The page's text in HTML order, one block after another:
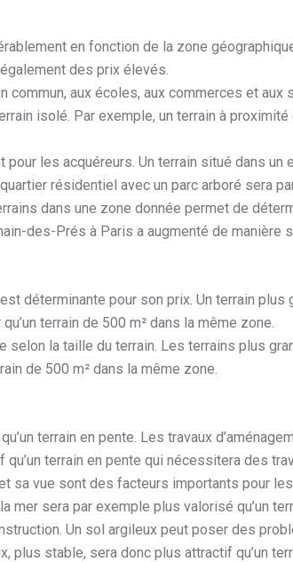
en fonction de la zone
des prix élevés.
commun, aux écoles, aux commerces et
isolé. Par exemple, un terrain à
les acquéreurs. Un terrain situé dans
résidentiel avec un parc arboré sera
dans une zone donnée permet de
des-Prés à Paris a augmenté de
déterminante pour son prix. Un terrain
terrain de 500 m² dans la même zone.
selon la taille du terrain. Les terrains plus
de 500 m² dans la même zone.
terrain en pente. Les travaux
terrain en pente qui nécessitera des
sa vue sont des facteurs importants pour
mer sera par exemple plus valorisé qu’un
Un sol argileux peut poser des
plus stable, sera donc plus attractif qu’un